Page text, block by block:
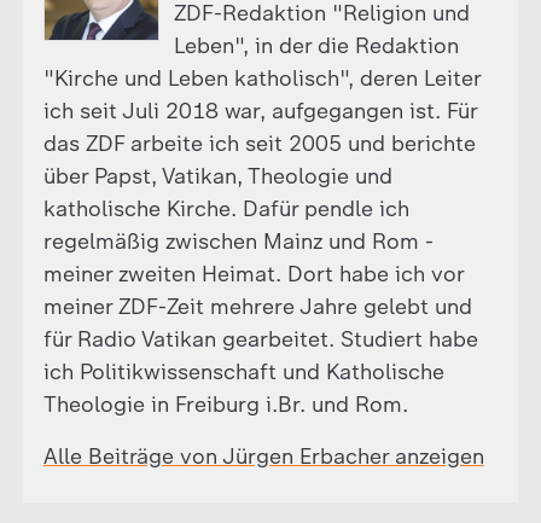
ZDF-Redaktion "Religion und
Leben", in der die Redaktion
"Kirche und Leben katholisch", deren Leiter
ich seit Juli 2018 war, aufgegangen ist. Für
das ZDF arbeite ich seit 2005 und berichte
über Papst, Vatikan, Theologie und
katholische Kirche. Dafür pendle ich
regelmäßig zwischen Mainz und Rom -
meiner zweiten Heimat. Dort habe ich vor
meiner ZDF-Zeit mehrere Jahre gelebt und
für Radio Vatikan gearbeitet. Studiert habe
ich Politikwissenschaft und Katholische
Theologie in Freiburg i.Br. und Rom.
Alle Beiträge von Jürgen Erbacher anzeigen